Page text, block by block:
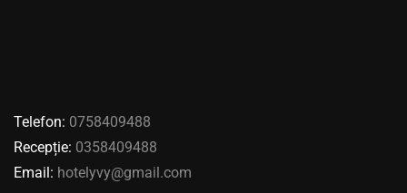
Telefon: 0758409488
Recepție: 0358409488
Email: hotelyvy@gmail.com